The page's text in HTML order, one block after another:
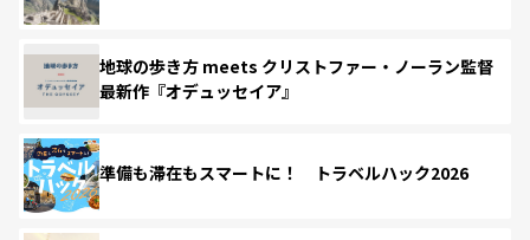
地球の歩き方 meets クリストファー・ノーラン監督
最新作『オデュッセイア』
準備も滞在もスマートに！ トラベルハック2026